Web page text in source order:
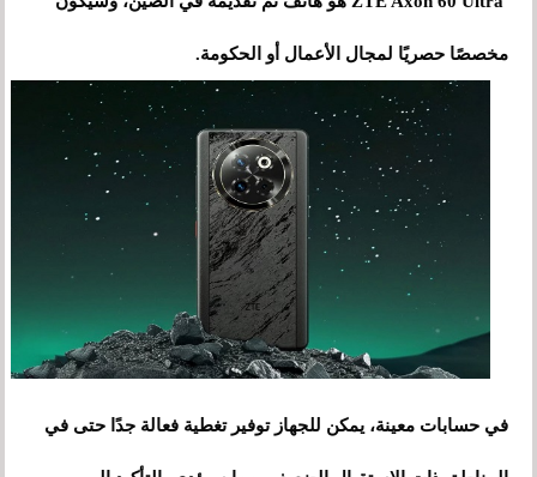
مخصصًا حصريًا لمجال الأعمال أو الحكومة.
في حسابات معينة، يمكن للجهاز توفير تغطية فعالة جدًا حتى في